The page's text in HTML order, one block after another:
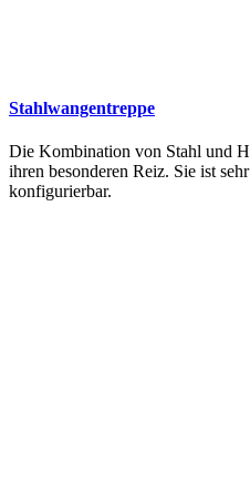
Stahlwangentreppe
Die Kombination von Stahl und
ihren besonderen Reiz. Sie ist
konfigurierbar.